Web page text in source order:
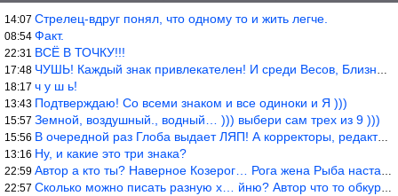
14:07 Стрелец-вдруг понял, что одному то и жить легче.
08:54 Факт.
22:31 ВСЁ В ТОЧКУ!!!
17:48 ЧУШЬ! Каждый знак привлекателен! И среди Весов, Близнецов встреч
18:17 ч у ш ь!
13:43 Подтверждаю! Со всеми знаком и все одиноки и Я )))
15:57 Земной, воздушный., водный… ))) выбери сам трех из 9 )))
15:56 В очередной раз Глоба выдает ЛЯП! А корректоры, редакторы пропус
13:16 Ну, и какие это три знака?
22:59 Автор а кто ты? Наверное Козерог… Рога жена Рыба наставила ))
22:57 Сколько можно писать разную х… йню? Автор что то обкурился?